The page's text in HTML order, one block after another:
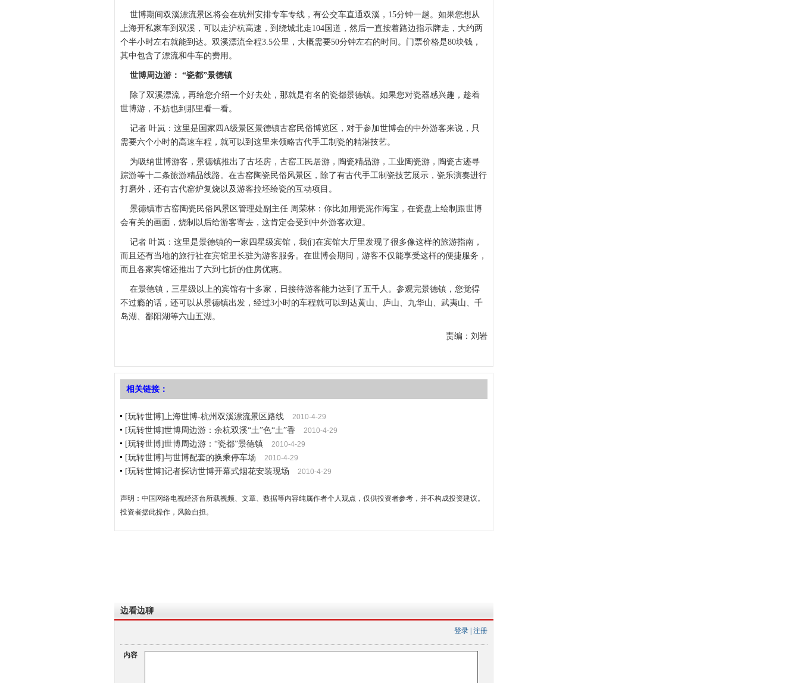
世博期间双溪漂流景区将会在杭州安排专车专线，有公交车直通双溪，15分钟一趟。如果您想从
上海开私家车到双溪，可以走沪杭高速，到绕城北走104国道，然后一直按着路边指示牌走，大约两
个半小时左右就能到达。双溪漂流全程3.5公里，大概需要50分钟左右的时间。门票价格是80块钱，
其中包含了漂流和牛车的费用。
世博周边游： “瓷都”景德镇
除了双溪漂流，再给您介绍一个好去处，那就是有名的瓷都景德镇。如果您对瓷器感兴趣，趁着
世博游，不妨也到那里看一看。
记者 叶岚：这里是国家四A级景区景德镇古窑民俗博览区，对于参加世博会的中外游客来说，只
需要六个小时的高速车程，就可以到这里来领略古代手工制瓷的精湛技艺。
为吸纳世博游客，景德镇推出了古坯房，古窑工民居游，陶瓷精品游，工业陶瓷游，陶瓷古迹寻
踪游等十二条旅游精品线路。在古窑陶瓷民俗风景区，除了有古代手工制瓷技艺展示，瓷乐演奏进行
打磨外，还有古代窑炉复烧以及游客拉坯绘瓷的互动项目。
景德镇市古窑陶瓷民俗风景区管理处副主任 周荣林：你比如用瓷泥作海宝，在瓷盘上绘制跟世博
会有关的画面，烧制以后给游客寄去，这肯定会受到中外游客欢迎。
记者 叶岚：这里是景德镇的一家四星级宾馆，我们在宾馆大厅里发现了很多像这样的旅游指南，
而且还有当地的旅行社在宾馆里长驻为游客服务。在世博会期间，游客不仅能享受这样的便捷服务，
而且各家宾馆还推出了六到七折的住房优惠。
在景德镇，三星级以上的宾馆有十多家，日接待游客能力达到了五千人。参观完景德镇，您觉得
不过瘾的话，还可以从景德镇出发，经过3小时的车程就可以到达黄山、庐山、九华山、武夷山、千
岛湖、鄱阳湖等六山五湖。
责编：刘岩
相关链接：
[玩转世博]上海世博-杭州双溪漂流景区路线 2010-4-29
[玩转世博]世博周边游：余杭双溪“土”色“土”香 2010-4-29
[玩转世博]世博周边游：“瓷都”景德镇 2010-4-29
[玩转世博]与世博配套的换乘停车场 2010-4-29
[玩转世博]记者探访世博开幕式烟花安装现场 2010-4-29
声明：中国网络电视经济台所载视频、文章、数据等内容纯属作者个人观点，仅供投资者参考，并不构成投资建议。
投资者据此操作，风险自担。
边看边聊
登录 注册
内容